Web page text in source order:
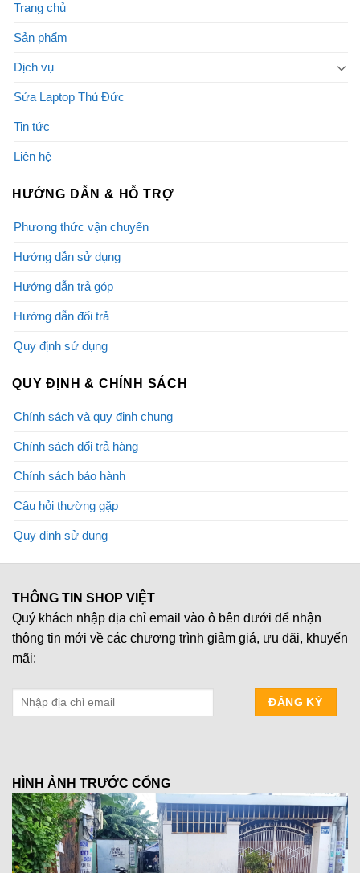
Trang chủ
Sản phẩm
Dịch vụ
Sửa Laptop Thủ Đức
Tin tức
Liên hệ
HƯỚNG DẪN & HỖ TRỢ
Phương thức vận chuyển
Hướng dẫn sử dụng
Hướng dẫn trả góp
Hướng dẫn đổi trả
Quy định sử dụng
QUY ĐỊNH & CHÍNH SÁCH
Chính sách và quy định chung
Chính sách đổi trả hàng
Chính sách bảo hành
Câu hỏi thường gặp
Quy định sử dụng
THÔNG TIN SHOP VIỆT
Quý khách nhập địa chỉ email vào ô bên dưới để nhận
thông tin mới về các chương trình giảm giá, ưu đãi, khuyến
mãi:
HÌNH ẢNH TRƯỚC CỔNG